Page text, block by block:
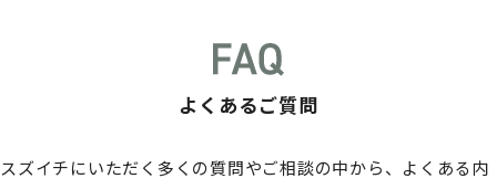
よくあるご質問
スズイチにいただく多くの質問やご相談の中から、よくある内